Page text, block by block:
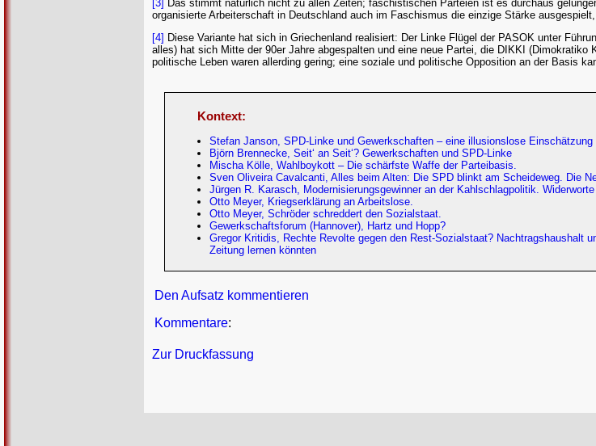
[3] Das stimmt natürlich nicht zu allen Zeiten; faschistischen Parteien ist es durchaus
organisierte Arbeiterschaft in Deutschland auch im Faschismus die einzige Stärke
[4] Diese Variante hat sich in Griechenland realisiert: Der Linke Flügel der PASOK unter
alles) hat sich Mitte der 90er Jahre abgespalten und eine neue Partei, die DIKKI
politische Leben waren allerding gering; eine soziale und politische Opposition an der Basis
Kontext:
Stefan Janson, SPD-Linke und Gewerkschaften – eine illusionslose
Björn Brennecke, Seit‘ an Seit‘? Gewerkschaften und SPD-Linke
Mischa Kölle, Wahlboykott – Die schärfste Waffe der Parteibasis.
Sven Oliveira Cavalcanti, Alles beim Alten: Die SPD blinkt am Scheideweg. Die
Jürgen R. Karasch, Modernisierungsgewinner an der Kahlschlagpolitik.
Otto Meyer, Kriegserklärung an Arbeitslose.
Otto Meyer, Schröder schreddert den Sozialstaat.
Gewerkschaftsforum (Hannover), Hartz und Hopp?
Gregor Kritidis, Rechte Revolte gegen den Rest-Sozialstaat? Nachtragshaushalt
Zeitung lernen könnten
Den Aufsatz kommentieren
Kommentare:
Zur Druckfassung